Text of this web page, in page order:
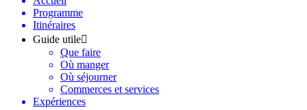
Programme
Itinéraires
Guide utile
Que faire
Où manger
Où séjourner
Commerces et services
Expériences